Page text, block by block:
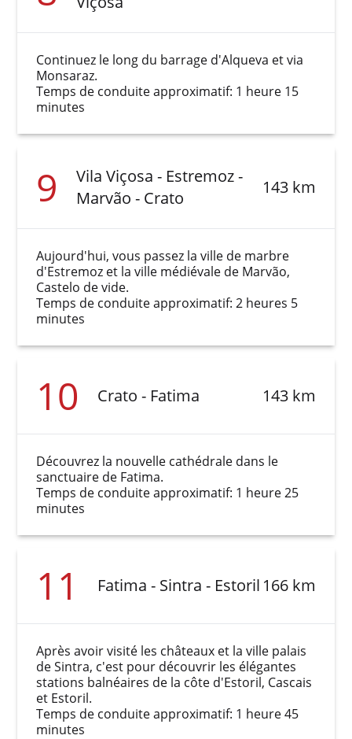
Continuez le long du barrage d'Alqueva et via
Monsaraz.
Temps de conduite approximatif: 1 heure 15
minutes
9
Vila Viçosa - Estremoz -
Marvão - Crato
143 km
Aujourd'hui, vous passez la ville de marbre
d'Estremoz et la ville médiévale de Marvão,
Castelo de vide.
Temps de conduite approximatif: 2 heures 5
minutes
10 Crato - Fatima 143 km
Découvrez la nouvelle cathédrale dans le
sanctuaire de Fatima.
Temps de conduite approximatif: 1 heure 25
minutes
11 Fatima - Sintra - Estoril 166 km
Après avoir visité les châteaux et la ville palais
de Sintra, c'est pour découvrir les élégantes
stations balnéaires de la côte d'Estoril, Cascais
et Estoril.
Temps de conduite approximatif: 1 heure 45
minutes